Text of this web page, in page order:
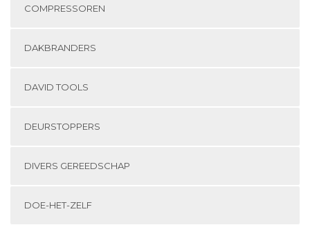
COMPRESSOREN
DAKBRANDERS
DAVID TOOLS
DEURSTOPPERS
DIVERS GEREEDSCHAP
DOE-HET-ZELF